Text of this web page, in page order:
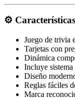
⚙️
Juego de trivia
Tarjetas con
Dinámica
Incluye
Diseño
Reglas fáciles
Marca